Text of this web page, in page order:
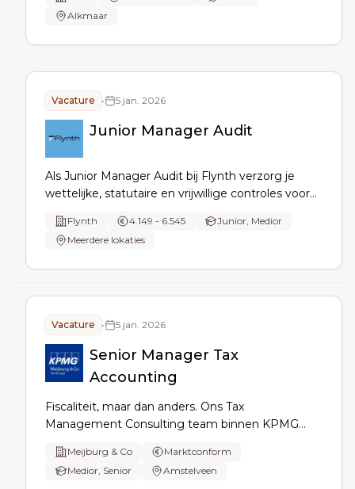
optimaliseert administraties, ondersteunt met
managementrapportages en bereidt
Alkmaar
Vacature • 5 jan. 2026
Junior Manager Audit
Als Junior Manager Audit bij Flynth verzorg je
wettelijke, statutaire en vrijwillige controles voor
coördineert de planning en review van controles.
Je stuurt assistent accountants aan en
Flynth 4.149 - 6.545
Junior, Medior
Meerdere lokaties
Vacature • 5 jan. 2026
Senior Manager Tax
Accounting
Fiscaliteit, maar dan anders. Ons Tax
Management Consulting team binnen KPMG
onze cliënten de fiscale organisatie optimaal in te
richten.
Meijburg & Co
Marktconform
Medior, Senior
Amstelveen